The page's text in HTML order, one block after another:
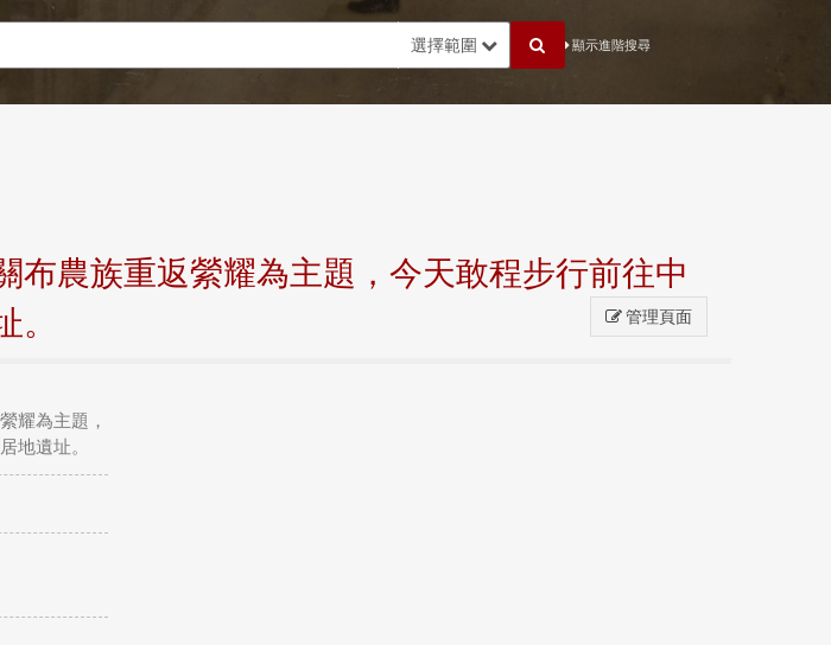
選擇範圍 顯示進階搜尋
農族重返縈耀為主題，今天敢程步行前往中
管理頁面
耀為主題，
地遺址。